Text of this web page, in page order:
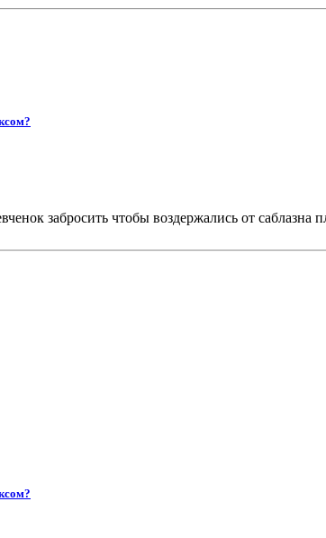
забросить чтобы воздержались от саблазна